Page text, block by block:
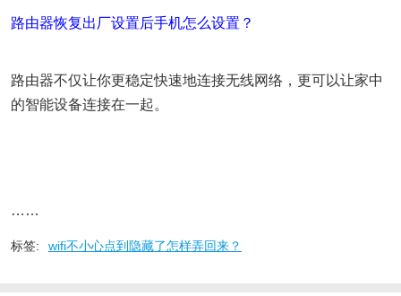
路由器恢复出厂设置后手机怎么设置？
路由器不仅让你更稳定快速地连接无线网络，更可以让家中
的智能设备连接在一起。
……
标签: wifi不小心点到隐藏了怎样弄回来？